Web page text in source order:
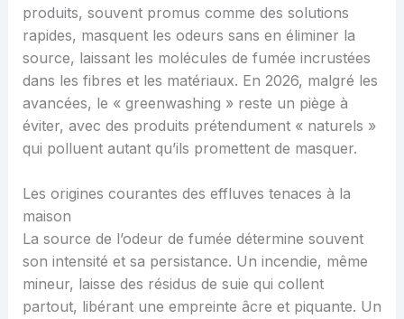
produits, souvent promus comme des solutions
rapides, masquent les odeurs sans en éliminer la
source, laissant les molécules de fumée incrustées
dans les fibres et les matériaux. En 2026, malgré les
avancées, le « greenwashing » reste un piège à
éviter, avec des produits prétendument « naturels »
qui polluent autant qu’ils promettent de masquer.
Les origines courantes des effluves tenaces à la
maison
La source de l’odeur de fumée détermine souvent
son intensité et sa persistance. Un incendie, même
mineur, laisse des résidus de suie qui collent
partout, libérant une empreinte âcre et piquante. Un